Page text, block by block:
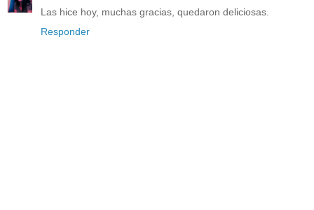
Las hice hoy, muchas gracias, quedaron deliciosas.
Responder